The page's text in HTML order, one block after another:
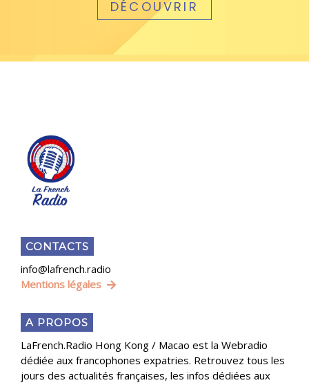
DÉCOUVRIR
CONTACTS
info@lafrench.radio
Mentions légales
A PROPOS
LaFrench.Radio Hong Kong / Macao est la Webradio
dédiée aux francophones expatries. Retrouvez tous les
jours des actualités françaises, les infos dédiées aux